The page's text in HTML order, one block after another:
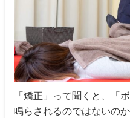
「矯正」って聞くと、「
鳴らされるのではないの